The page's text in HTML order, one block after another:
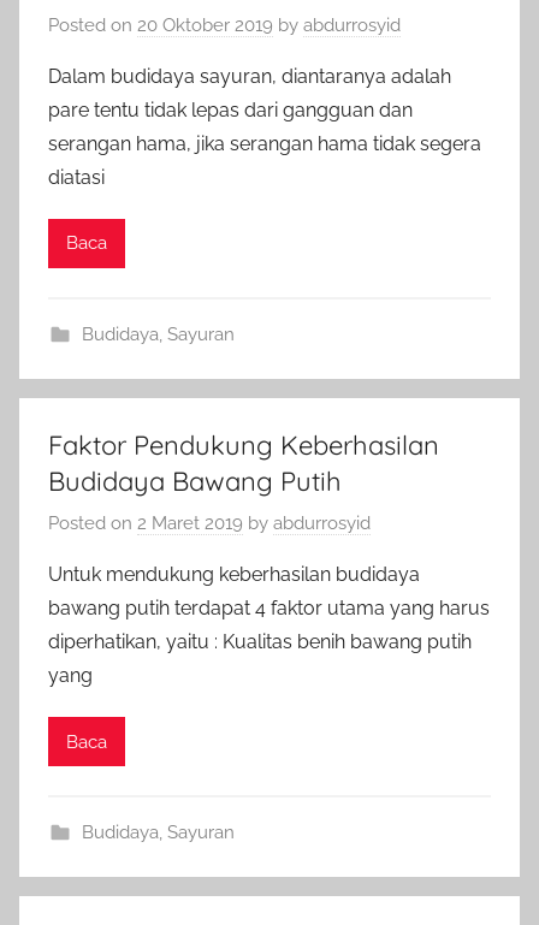
Posted on 20 Oktober 2019 by abdurrosyid
Dalam budidaya sayuran, diantaranya adalah
pare tentu tidak lepas dari gangguan dan
serangan hama, jika serangan hama tidak segera
diatasi
Baca
Budidaya Sayuran
Faktor Pendukung Keberhasilan
Budidaya Bawang Putih
Posted on 2 Maret 2019 by abdurrosyid
Untuk mendukung keberhasilan budidaya
bawang putih terdapat 4 faktor utama yang harus
diperhatikan, yaitu : Kualitas benih bawang putih
yang
Baca
Budidaya, Sayuran